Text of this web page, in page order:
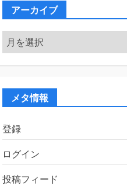
アーカイブ
ア
ー
カ
メタ情報
登録
ログイン
投稿フィード